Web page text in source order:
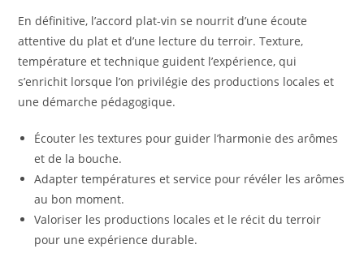
En définitive, l’accord plat-vin se nourrit d’une écoute
attentive du plat et d’une lecture du terroir. Texture,
température et technique guident l’expérience, qui
s’enrichit lorsque l’on privilégie des productions locales et
une démarche pédagogique.
Écouter les textures pour guider l’harmonie des arômes
et de la bouche.
Adapter températures et service pour révéler les arômes
au bon moment.
Valoriser les productions locales et le récit du terroir
pour une expérience durable.